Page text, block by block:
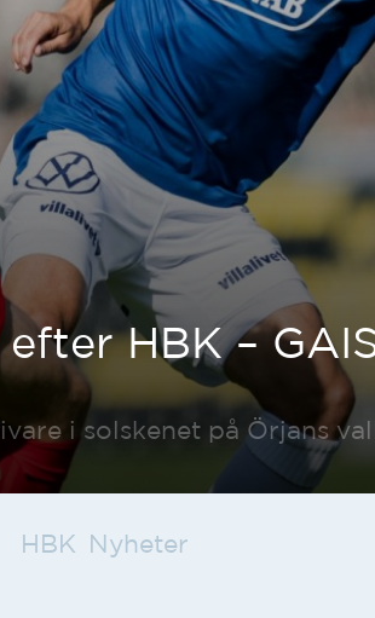
HBK –
i solskenet på Örjans
HBK Nyheter